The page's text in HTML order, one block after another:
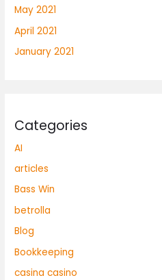
May 2021
April 2021
January 2021
Categories
AI
articles
Bass Win
betrolla
Blog
Bookkeeping
casina casino